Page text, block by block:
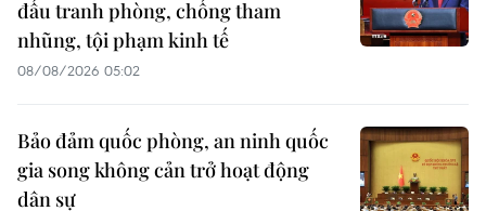
đấu tranh phòng, chống tham
nhũng, tội phạm kinh tế
08/08/2026 05:02
Bảo đảm quốc phòng, an ninh quốc
gia song không cản trở hoạt động
dân sự